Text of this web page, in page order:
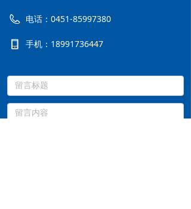
电话： 0451-85997380
手机： 18991736447